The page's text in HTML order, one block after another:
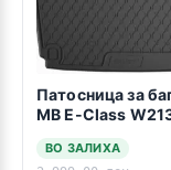
Патосница за
MB E-Class
ВО ЗАЛИХА